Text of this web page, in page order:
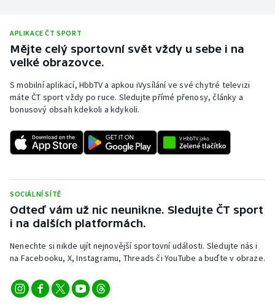
Rychlobruslení
Rychlostní kanoistika
Short track
Stolní tenis
Triatlon
Veslování
Vodní slalom
Ostatní
APLIKACE ČT SPORT
Mějte celý sportovní svět vždy u sebe i na
velké obrazovce.
S mobilní aplikací, HbbTV a apkou iVysílání ve své chytré televizi
máte ČT sport vždy po ruce. Sledujte přímé přenosy, články a
bonusový obsah kdekoli a kdykoli.
SOCIÁLNÍ SÍTĚ
Odteď vám už nic neunikne. Sledujte ČT sport
i na dalších platformách.
Nenechte si nikde ujít nejnovější sportovní události. Sledujte nás i
na Facebooku, X, Instagramu, Threads či YouTube a buďte v obraze.